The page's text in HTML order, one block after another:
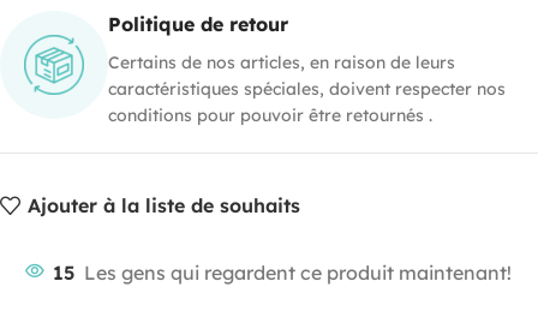
Politique de retour
Certains de nos articles, en raison de leurs
caractéristiques spéciales, doivent respecter nos
conditions pour pouvoir être retournés .
Ajouter à la liste de souhaits
15 Les gens qui regardent ce produit maintenant!